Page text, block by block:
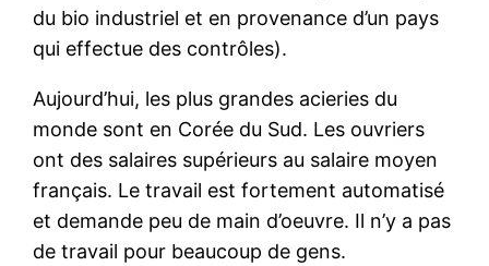
du bio industriel et en provenance d’un pays
qui effectue des contrôles).
Aujourd’hui, les plus grandes acieries du
monde sont en Corée du Sud. Les ouvriers
ont des salaires supérieurs au salaire moyen
français. Le travail est fortement automatisé
et demande peu de main d’oeuvre. Il n’y a pas
de travail pour beaucoup de gens.